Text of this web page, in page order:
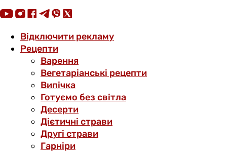
Відключити рекламу
Рецепти
Варення
Вегетаріанські рецепти
Випічка
Готуємо без світла
Десерти
Дієтичні страви
Другі страви
Гарніри